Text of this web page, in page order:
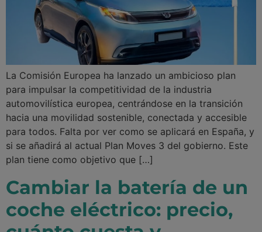
La Comisión Europea ha lanzado un ambicioso plan
para impulsar la competitividad de la industria
automovilística europea, centrándose en la transición
hacia una movilidad sostenible, conectada y accesible
para todos. Falta por ver como se aplicará en España, y
si se añadirá al actual Plan Moves 3 del gobierno. Este
plan tiene como objetivo que […]
Cambiar la batería de un
coche eléctrico: precio,